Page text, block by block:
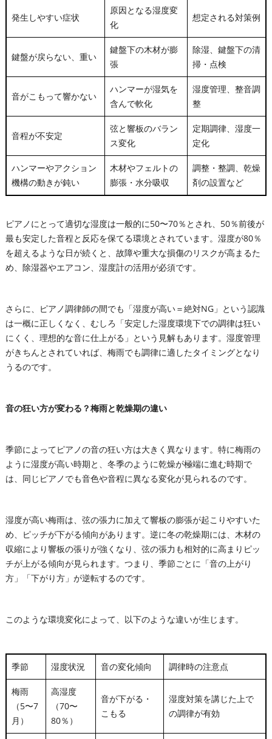
発生しやすい症状
原因となる湿度変
化
想定される対策例
鍵盤が戻らない、重い
鍵盤下の木材が膨
張
除湿、鍵盤下の清
掃・点検
音がこもって響かない
ハンマーが湿気を
含んで軟化
湿度管理、整音調
整
音程が不安定
弦と響板のバラン
ス変化
定期調律、湿度一
定化
ハンマーやアクション
機構の動きが鈍い
木材やフェルトの
膨張・水分吸収
調整・整調、乾燥
剤の設置など
ピアノにとって適切な湿度は一般的に50〜70％とされ、50％前後が
最も安定した音程と反応を保てる環境とされています。湿度が80％
を超えるような日が続くと、故障や重大な損傷のリスクが高まるた
め、除湿器やエアコン、湿度計の活用が必須です。
さらに、ピアノ調律師の間でも「湿度が高い＝絶対NG」という認識
は一概に正しくなく、むしろ「安定した湿度環境下での調律は狂い
にくく、理想的な音に仕上がる」という見解もあります。湿度管理
がきちんとされていれば、梅雨でも調律に適したタイミングとなり
うるのです。
音の狂い方が変わる？梅雨と乾燥期の違い
季節によってピアノの音の狂い方は大きく異なります。特に梅雨の
ように湿度が高い時期と、冬季のように乾燥が極端に進む時期で
は、同じピアノでも音色や音程に異なる変化が見られるのです。
湿度が高い梅雨は、弦の張力に加えて響板の膨張が起こりやすいた
め、ピッチが下がる傾向があります。逆に冬の乾燥期には、木材の
収縮により響板の張りが強くなり、弦の張力も相対的に高まりピッ
チが上がる傾向が見られます。つまり、季節ごとに「音の上がり
方」「下がり方」が逆転するのです。
このような環境変化によって、以下のような違いが生じます。
季節 湿度状況 音の変化傾向 調律時の注意点
梅雨
（5〜7
月）
高湿度
（70〜
80％）
音が下がる・
こもる
湿度対策を講じた上で
の調律が有効